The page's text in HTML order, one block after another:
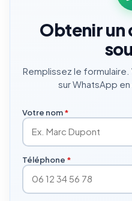
Obtenir un
Remplissez le
sur WhatsApp
Votre nom*
Téléphone *